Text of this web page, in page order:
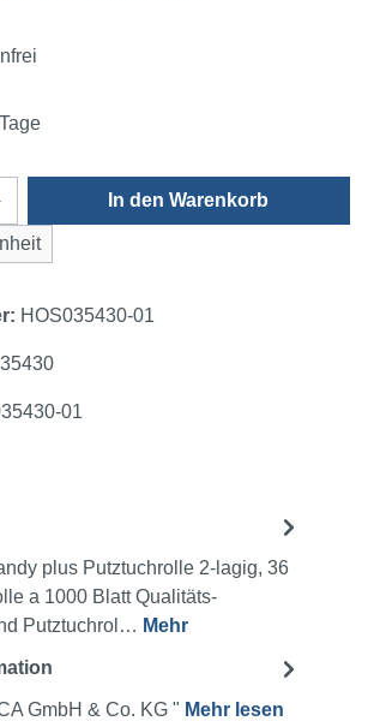
Gib den gewünschten
In den Warenkorb
HOS035430-01
01
plus Putztuchrolle 2-lagig, 36
a 1000 Blatt Qualitäts-
Putztuchrol… Mehr
GmbH & Co. KG " Mehr lesen